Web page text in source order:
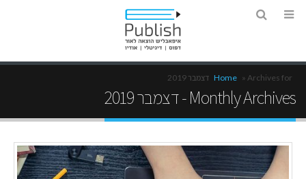
Home » Archives for דצמבר 2019
Monthly Archives - דצמבר 2019